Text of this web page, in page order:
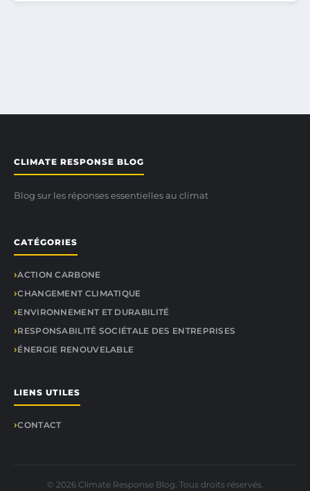
CLIMATE RESPONSE BLOG
Blog sur les réponses essentielles au climat
CATÉGORIES
ACTION CARBONE
CHANGEMENT CLIMATIQUE
ENVIRONNEMENT ET DURABILITÉ
RESPONSABILITÉ SOCIÉTALE DES ENTREPRISES
ÉNERGIE RENOUVELABLE
LIENS UTILES
CONTACT
© 2026 Climate Response Blog. Tous droits réservés.